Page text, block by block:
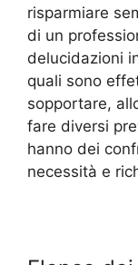
risparmiare
di un
delucidazioni
quali sono
sopportare,
fare diversi
hanno dei
necessità e